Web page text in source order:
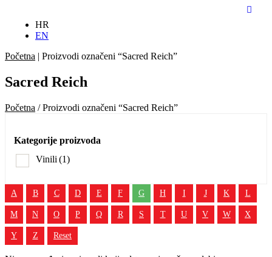
HR
EN
Početna | Proizvodi označeni “Sacred Reich”
Sacred Reich
Početna / Proizvodi označeni “Sacred Reich”
Kategorije proizvoda
Vinili (1)
A B C D E F G H I J K L
M N O P Q R S T U V W X
Y Z Reset